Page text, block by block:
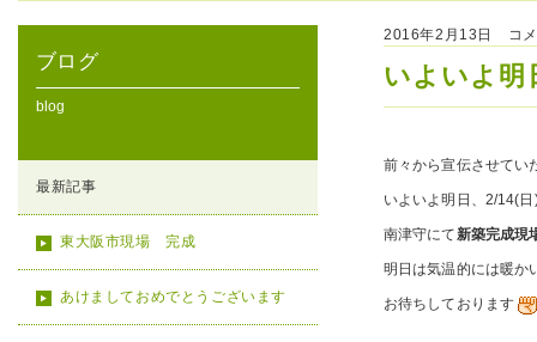
ブログ
blog
最新記事
東大阪市現場 完成
あけましておめでとうございます
2016年2月13日 コ
いよいよ
前々から宣伝させてい
いよいよ明日、2/14(
南津守にて新築完成現
明日は気温的には暖か
お待ちしております